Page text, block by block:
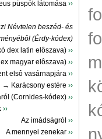
püspök látomása ››
Névtelen beszéd- és
(Érdy-kódex)
dex latin elôszava) ››
magyar elôszava) ››
elsô vasárnapjára ››
→ Karácsony estére ››
(Cornides-kódex) ››
››
Az imádságról ››
A mennyei zenekar ››